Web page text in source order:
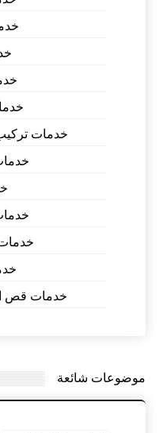
خدمات
خدمات قص
موضوعات شائعة